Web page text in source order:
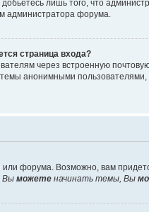
лишь того, что
администратора форума.
страница входа?
через встроенную
анонимными
форума. Возможно, вам
Вы можете начинать темы, Вы